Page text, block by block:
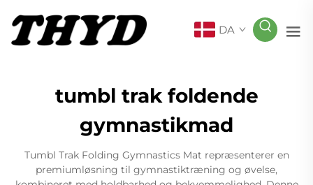
DA
tumbl trak foldende
gymnastikmad
Tumbl Trak Folding Gymnastics Mat repræsenterer en
premiumløsning til gymnastiktræning og øvelse,